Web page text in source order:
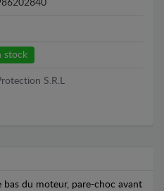
stock
S.R.L
bas du moteur, pare-choc avant